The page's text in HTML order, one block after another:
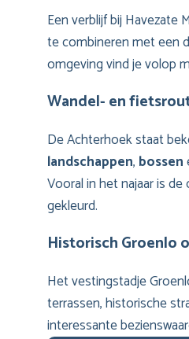
Een verblijf bij Havezate
te combineren met een
omgeving vind je volop
Wandel- en
De Achterhoek staat
landschappen, bossen
Vooral in het najaar is
gekleurd.
Historisch Groenlo
Het vestingstadje
terrassen, historische
interessante